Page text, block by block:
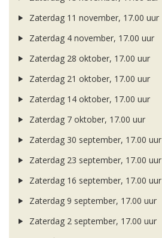
Zaterdag 11 november, 17.00 uur
Zaterdag 4 november, 17.00 uur
Zaterdag 28 oktober, 17.00 uur
Zaterdag 21 oktober, 17.00 uur
Zaterdag 14 oktober, 17.00 uur
Zaterdag 7 oktober, 17.00 uur
Zaterdag 30 september, 17.00 uur
Zaterdag 23 september, 17.00 uur
Zaterdag 16 september, 17.00 uur
Zaterdag 9 september, 17.00 uur
Zaterdag 2 september, 17.00 uur